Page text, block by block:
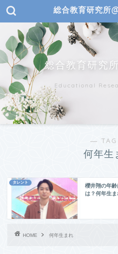
総合教育研究所
総合教育研究
Educational
―
何年生
タレント
櫻井翔の年
は？何年生
HOME 何年生まれ